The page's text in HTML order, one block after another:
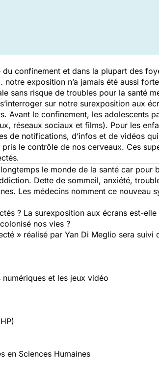
du confinement et dans la plupart des
exposition n’a jamais été aussi
sans risque de troubles pour la santé
sur notre surexposition aux
Avant le confinement, les adolescents
réseaux sociaux et films). Pour les
de notifications, d’infos et de vidéos
le contrôle de nos cerveaux. Ces
le monde de la santé car pour
Dette de sommeil, anxiété,
Les médecins nomment ce nouveau
? La surexposition aux écrans est-
nos vies ?
» réalisé par Yan Di Meglio sera suivi
et les jeux vidéo
en Sciences Humaines